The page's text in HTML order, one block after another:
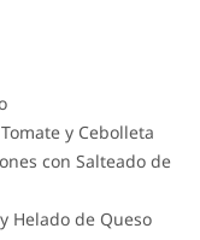
y Cebolleta
con Salteado de
Helado de Queso